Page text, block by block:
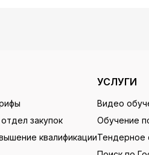
закупок
квалификации
УСЛУГИ
Видео
Обучение
Тендерное